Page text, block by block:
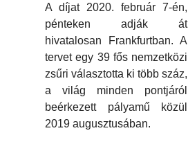
A díjat 2020. február 7-én,
pénteken adják át
hivatalosan Frankfurtban. A
tervet egy 39 fős nemzetközi
zsűri választotta ki több száz,
a világ minden pontjáról
beérkezett pályamű közül
2019 augusztusában.